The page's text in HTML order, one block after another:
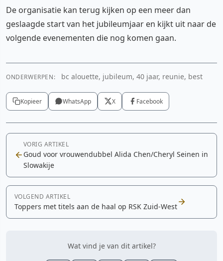
De organisatie kan terug kijken op een meer dan
geslaagde start van het jubileumjaar en kijkt uit naar de
volgende evenementen die nog komen gaan.
ONDERWERPEN: bc alouette, jubileum, 40 jaar, reunie, best
Kopieer WhatsApp X Facebook
VORIG ARTIKEL
Goud voor vrouwendubbel Alida Chen/Cheryl Seinen in
Slowakije
VOLGEND ARTIKEL
Toppers met titels aan de haal op RSK Zuid-West
Wat vind je van dit artikel?